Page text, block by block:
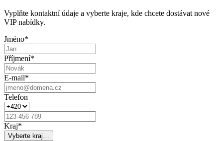
Vyplňte kontaktní údaje a vyberte kraje, kde chcete dostávat nové
VIP nabídky.
Jméno*
Příjmení*
E-mail*
Telefon
Kraj*
Vyberte kraj…